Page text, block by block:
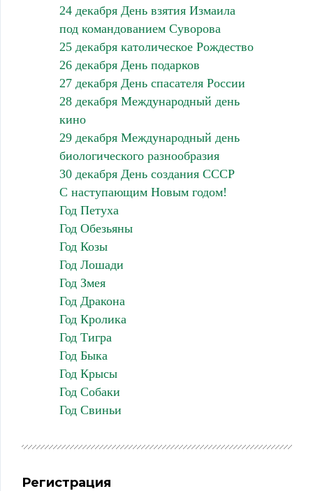
24 декабря День взятия Измаила
под командованием Суворова
25 декабря католическое Рождество
26 декабря День подарков
27 декабря День спасателя России
28 декабря Международный день
кино
29 декабря Международный день
биологического разнообразия
30 декабря День создания СССР
С наступающим Новым годом!
Год Петуха
Год Обезьяны
Год Козы
Год Лошади
Год Змея
Год Дракона
Год Кролика
Год Тигра
Год Быка
Год Крысы
Год Собаки
Год Свиньи
Регистрация